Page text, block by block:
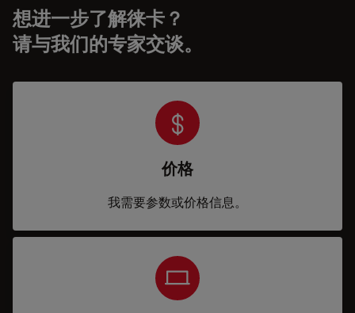
想进一步了解徕卡？
请与我们的专家交谈。
价格
我需要参数或价格信息。